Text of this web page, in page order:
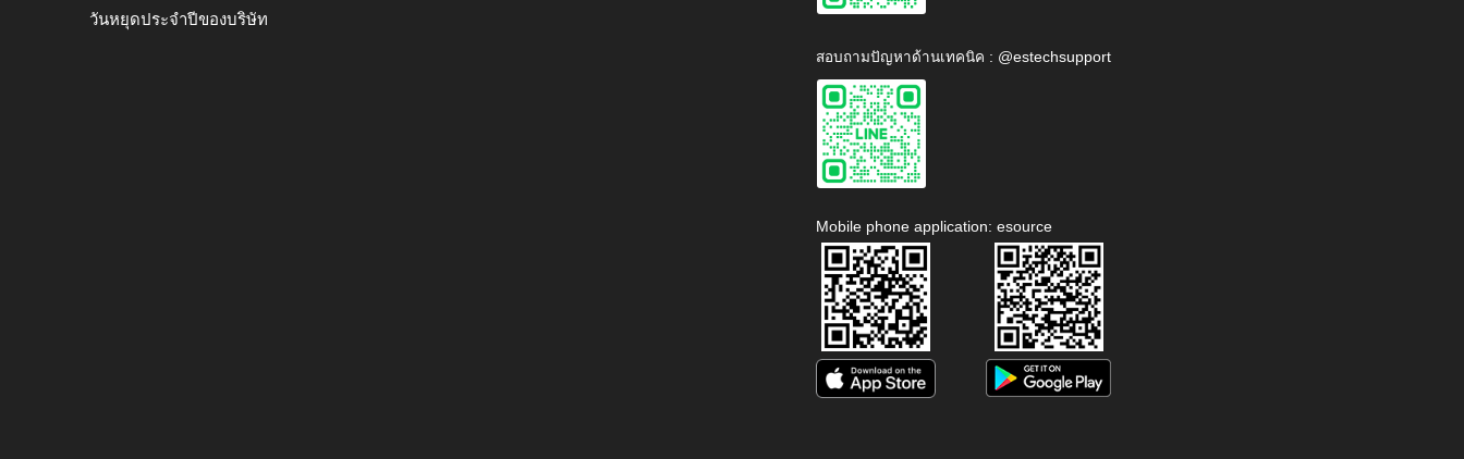
วันหยุดประจำปีของบริษัท
สอบถามปัญหาด้านเทคนิค : @estechsupport
Mobile phone application: esource